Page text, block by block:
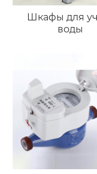
Шкафы для
воды